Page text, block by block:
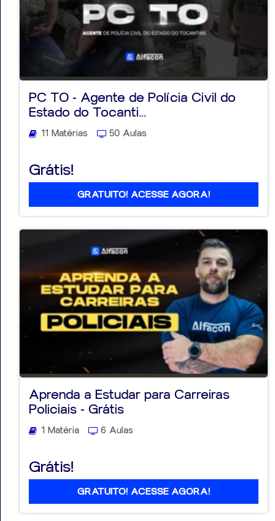
PC TO - Agente de Polícia Civil do
Estado do Tocanti...
11 Matérias 50 Aulas
Grátis!
GRATUITO! ACESSE AGORA!
Aprenda a Estudar para Carreiras
Policiais - Grátis
1 Matéria 6 Aulas
Grátis!
GRATUITO! ACESSE AGORA!